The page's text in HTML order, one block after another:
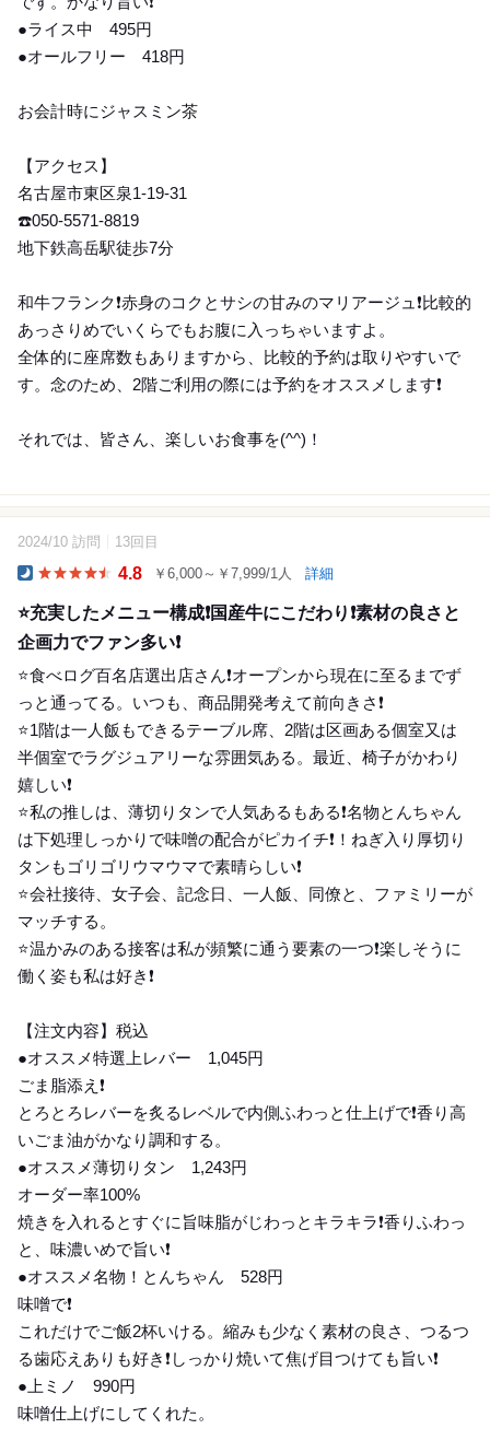
●ライス中 495円
●オールフリー 418円
お会計時にジャスミン茶
【アクセス】
名古屋市東区泉1-19-31
☎️050-5571-8819
地下鉄高岳駅徒歩7分
和牛フランク❗️赤身のコクとサシの甘みのマリアージュ❗️比較的
あっさりめでいくらでもお腹に入っちゃいますよ。
全体的に座席数もありますから、比較的予約は取りやすいで
す。念のため、2階ご利用の際には予約をオススメします❗️
それでは、皆さん、楽しいお食事を(^^)！
20
2024/10 訪問 13回目
4.8 ￥6,000～￥7,999/1人 詳細
⭐️充実したメニュー構成❗️国産牛にこだわり❗️素材の良さと
企画力でファン多い❗️
⭐️食べログ百名店選出店さん❗️オープンから現在に至るまでず
っと通ってる。いつも、商品開発考えて前向きさ❗️
⭐️1階は一人飯もできるテーブル席、2階は区画ある個室又は
半個室でラグジュアリーな雰囲気ある。最近、椅子がかわり
嬉しい❗️
⭐️私の推しは、薄切りタンで人気あるもある❗️名物とんちゃん
は下処理しっかりで味噌の配合がピカイチ❗️！ねぎ入り厚切り
タンもゴリゴリウマウマで素晴らしい❗️
⭐️会社接待、女子会、記念日、一人飯、同僚と、ファミリーが
マッチする。
⭐️温かみのある接客は私が頻繁に通う要素の一つ❗️楽しそうに
働く姿も私は好き❗️
【注文内容】税込
●オススメ特選上レバー 1,045円
ごま脂添え❗️
とろとろレバーを炙るレベルで内側ふわっと仕上げで❗️香り高
いごま油がかなり調和する。
●オススメ薄切りタン 1,243円
オーダー率100%
焼きを入れるとすぐに旨味脂がじわっとキラキラ❗️香りふわっ
と、味濃いめで旨い❗️
●オススメ名物！とんちゃん 528円
味噌で❗️
これだけでご飯2杯いける。縮みも少なく素材の良さ、つるつ
る歯応えありも好き❗️しっかり焼いて焦げ目つけても旨い❗️
●上ミノ 990円
味噌仕上げにしてくれた。